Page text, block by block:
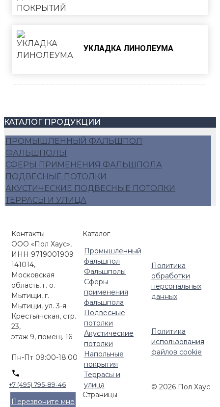
УКЛАДКА ЛИНОЛЕУМА
КАТАЛОГ ПРОДУКЦИИ
ПРОМЫШЛЕННЫЙ ФАЛЬШПОЛ
ФАЛЬШПОЛЫ
СФЕРЫ ПРИМЕНЕНИЯ ФАЛЬШПОЛА
ПОДВЕСНЫЕ ПОТОЛКИ
АКУСТИЧЕСКИЕ ПОДВЕСНЫЕ ПОТОЛКИ
ТЕРРАСЫ И УЛИЦА
Контакты
ООО «Пол Хаус»,
ИНН 9719001909
141014,
Московская
область, г. о.
Мытищи, г.
Мытищи, ул. 3-я
Крестьянская, стр.
23,
этаж 9, помещ. 16
Пн-Пт 09:00-18:00
+7 (495) 795-89-46
Перезвоните мне
Каталог
Промышленный
фальшпол
Фальшполы
Сферы
применения
фальшпола
Подвесные
потолки
Акустические
потолки
Напольные
покрытия
Террасы и
улица
Страницы
Политика
обработки
персональных
данных
Политика
использования
файлов cookie
© 2026 Пол Хаус